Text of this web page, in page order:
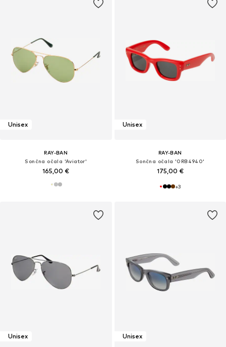
Unisex
RAY-BAN
Sončna očala 'Aviator'
165,00 €
Unisex
RAY-BAN
Sončna očala '0RB4940'
175,00 €
+3
Unisex Unisex